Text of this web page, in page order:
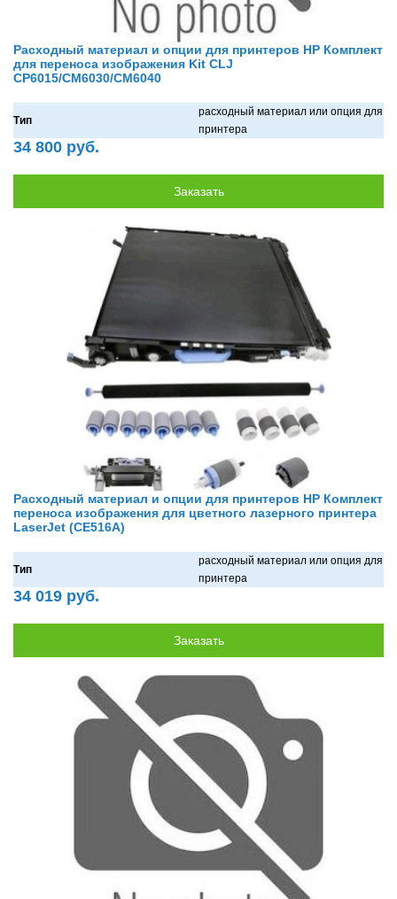
Расходный материал и опции для принтеров HP Комплект
для переноса изображения Kit CLJ
CP6015/CM6030/CM6040
Тип
рaсходный мaтериaл или опция для
принтерa
34 800 руб.
Расходный материал и опции для принтеров HP Комплект
переноса изображения для цветного лазерного принтера
LaserJet (CE516A)
Тип
рaсходный мaтериaл или опция для
принтерa
34 019 руб.